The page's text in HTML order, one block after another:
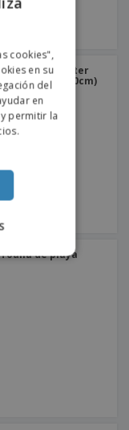
tela de poliéster
(145cm x 300cm)
de playa
cookies",
en su
del
en
permitir la